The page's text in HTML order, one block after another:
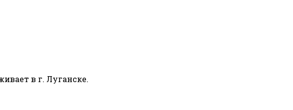
в г. Луганске.